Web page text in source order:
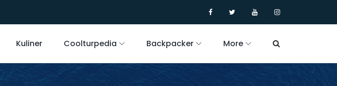
Kuliner Coolturpedia Backpacker More